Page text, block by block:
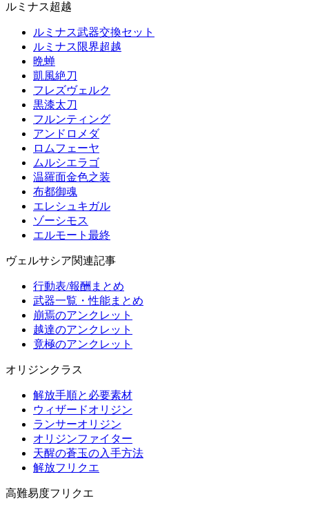
ルミナス超越
ルミナス武器交換セット
ルミナス限界超越
晩蝉
凱風絶刀
フレズヴェルク
黒漆太刀
フルンティング
アンドロメダ
ロムフェーヤ
ムルシエラゴ
温羅面金色之装
布都御魂
エレシュキガル
ゾーシモス
エルモート最終
ヴェルサシア関連記事
行動表/報酬まとめ
武器一覧・性能まとめ
崩焉のアンクレット
越達のアンクレット
竟極のアンクレット
オリジンクラス
解放手順と必要素材
ウィザードオリジン
ランサーオリジン
オリジンファイター
天醒の蒼玉の入手方法
解放フリクエ
高難易度フリクエ